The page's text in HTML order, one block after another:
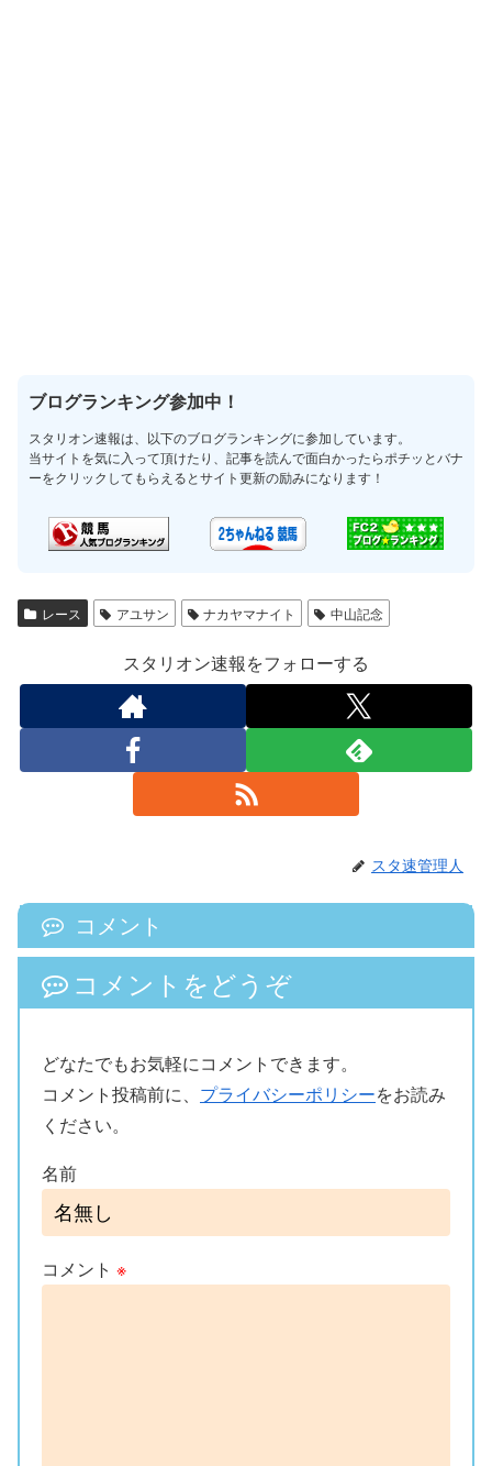
ブログランキング参加中！
スタリオン速報は、以下のブログランキングに参加しています。
当サイトを気に入って頂けたり、記事を読んで面白かったらポチッとバナ
ーをクリックしてもらえるとサイト更新の励みになります！
レース アユサン ナカヤマナイト 中山記念
スタリオン速報をフォローする
スタ速管理人
コメント
コメントをどうぞ
どなたでもお気軽にコメントできます。
コメント投稿前に、 プライバシーポリシーをお読み
ください。
名前
コメント ※